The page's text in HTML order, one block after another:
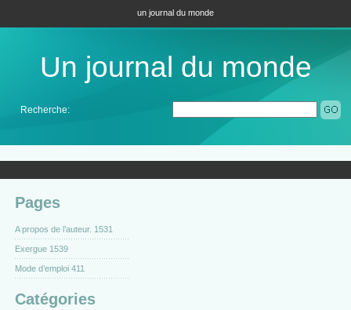
un journal du monde
Un journal du monde
Recherche:
Pages
A propos de l’auteur. 1531
Exergue 1539
Mode d’emploi 411
Catégories